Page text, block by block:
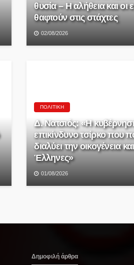
θυσία – Η αλήθεια και οι
θαφτούν στις στάχτες
02/08/2026
ΠΟΛΙΤΙΚΉ
Δ. Νατσιός: «Η
επικίνδυνο τσίρκο που
διαλύει την οικογένεια
Έλληνες»
01/08/2026
Δημοφιλή άρθρα